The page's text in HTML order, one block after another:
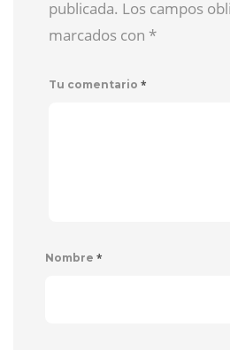
publicada. Los campos
marcados con *
Tu comentario *
Nombre *